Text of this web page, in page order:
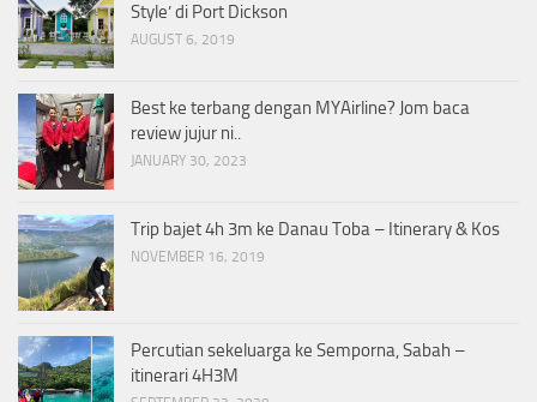
Style’ di Port Dickson
AUGUST 6, 2019
Best ke terbang dengan MYAirline? Jom baca
review jujur ni..
JANUARY 30, 2023
Trip bajet 4h 3m ke Danau Toba – Itinerary & Kos
NOVEMBER 16, 2019
Percutian sekeluarga ke Semporna, Sabah –
itinerari 4H3M